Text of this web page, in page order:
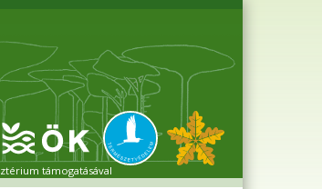
támogatásával